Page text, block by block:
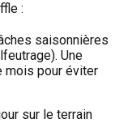
:
saisonnières
Une
mois pour éviter
sur le terrain